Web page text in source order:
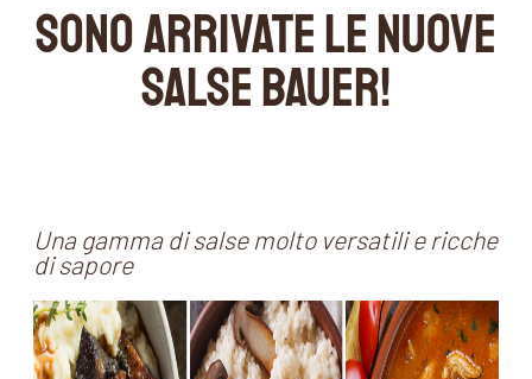
Sono arrivate le nuove
Salse Bauer!
Una gamma di salse molto versatili e ricche
di sapore